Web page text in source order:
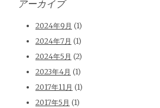
アーカイブ
2024年9月 (1)
2024年7月 (1)
2024年5月 (2)
2023年4月 (1)
2017年11月 (1)
2017年5月 (1)